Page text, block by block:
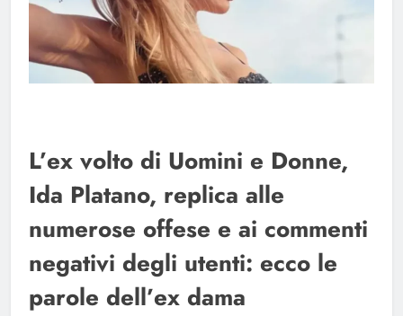
L’ex volto di Uomini e Donne,
Ida Platano, replica alle
numerose offese e ai commenti
negativi degli utenti: ecco le
parole dell’ex dama